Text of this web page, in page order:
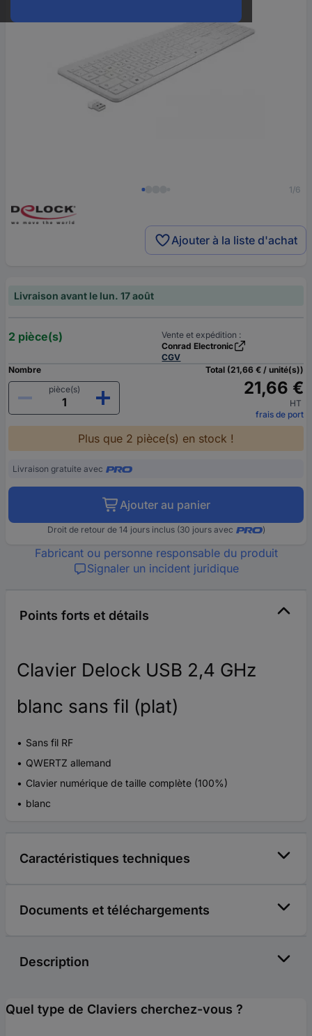
1/6
Ajouter à la liste d'achat
Livraison avant le lun. 17 août
2 pièce(s)
Vente et expédition :
Conrad Electronic
CGV
Nombre
pièce(s)
Total (21,66 € / unité(s))
21,66 €
HT
frais de port
Plus que 2 pièce(s) en stock !
Livraison gratuite avec
Ajouter au panier
Droit de retour de 14 jours inclus (30 jours avec )
Fabricant ou personne responsable du produit
Signaler un incident juridique
Points forts et détails
Clavier Delock USB 2,4 GHz
blanc sans fil (plat)
Sans fil RF
QWERTZ allemand
Clavier numérique de taille complète (100%)
blanc
Caractéristiques techniques
Documents et téléchargements
Description
Quel type de Claviers cherchez-vous ?